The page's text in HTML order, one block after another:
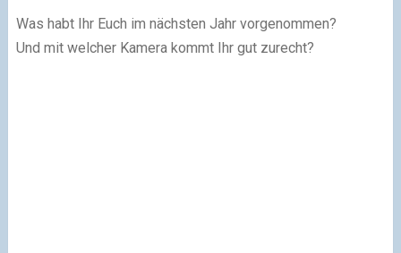
Was habt Ihr Euch im nächsten Jahr vorgenommen?
Und mit welcher Kamera kommt Ihr gut zurecht?